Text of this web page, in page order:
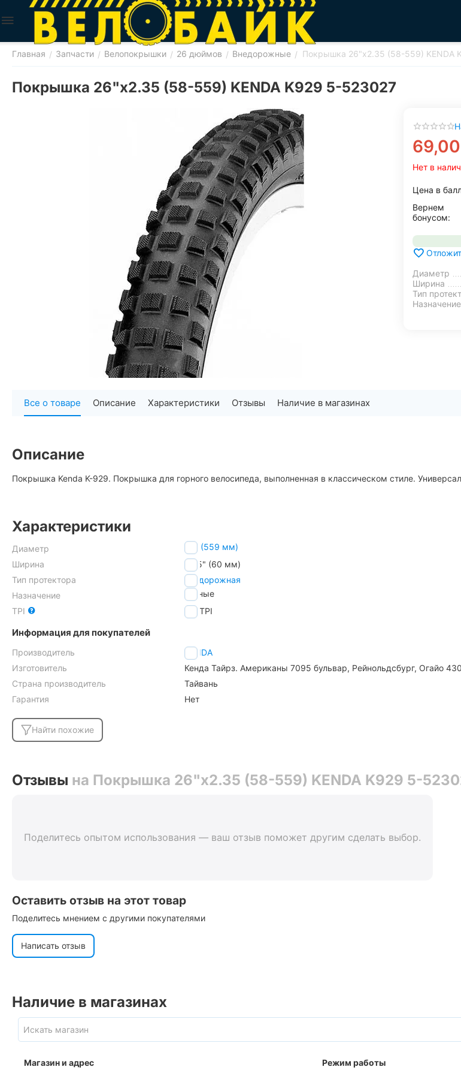
Главная / Запчасти / Велопокрышки / 26 дюймов / Внедорожные / Покрышка 26"x2.35 (58-559) KENDA
Покрышка 26"x2.35 (58-559) KENDA K929 5-523027
69,00
Нет в
Цена в
Вернем
бонусом:
Диаметр
Ширина
Тип
Назначение
Все о товаре Описание Характеристики Отзывы Наличие в магазинах
Описание
Покрышка Kenda K-929. Покрышка для горного велосипеда, выполненная в классическом стиле.
Характеристики
Диаметр
26" (559 мм)
Ширина
2.35" (60 мм)
Тип протектора
внедорожная
Назначение
горные
TPI
30 TPI
Информация для покупателей
Производитель
KENDA
Изготовитель
Кенда Тайрз. Американы 7095 бульвар, Рейнольдсбург, Огайо
Страна производитель
Тайвань
Гарантия
Нет
Найти похожие
Отзывы на Покрышка 26"x2.35 (58-559) KENDA K929 5-
Поделитесь опытом использования — ваш отзыв поможет другим сделать выбор.
Оставить отзыв на этот товар
Поделитесь мнением с другими покупателями
Написать отзыв
Наличие в магазинах
Магазин и адрес Режим работы